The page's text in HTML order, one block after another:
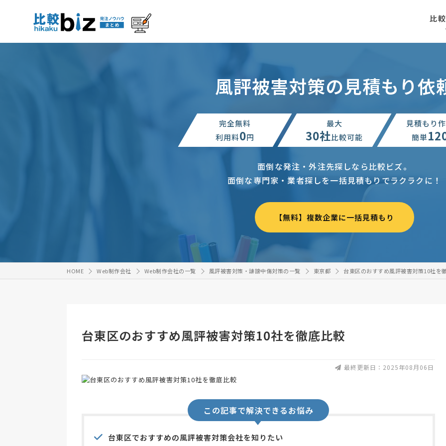
比
風評被害対策の見積もり依
完全無料
利用料0円
最大
30社比較可能
見積もり
簡単
面倒な発注・外注先探しなら比較ビズ。
面倒な専門家・業者探しを一括見積もりでラクラクに！
【無料】複数企業に一括見積もり
HOME Web制作会社 Web制作会社の一覧 風評被害対策・誹謗中傷対策の一覧 東京都 台東区のおすすめ風評被害対策10社を
台東区のおすすめ風評被害対策10社を徹底比較
最終更新日：2025年08月06日
この記事で解決できるお悩み
台東区でおすすめの風評被害対策会社を知りたい